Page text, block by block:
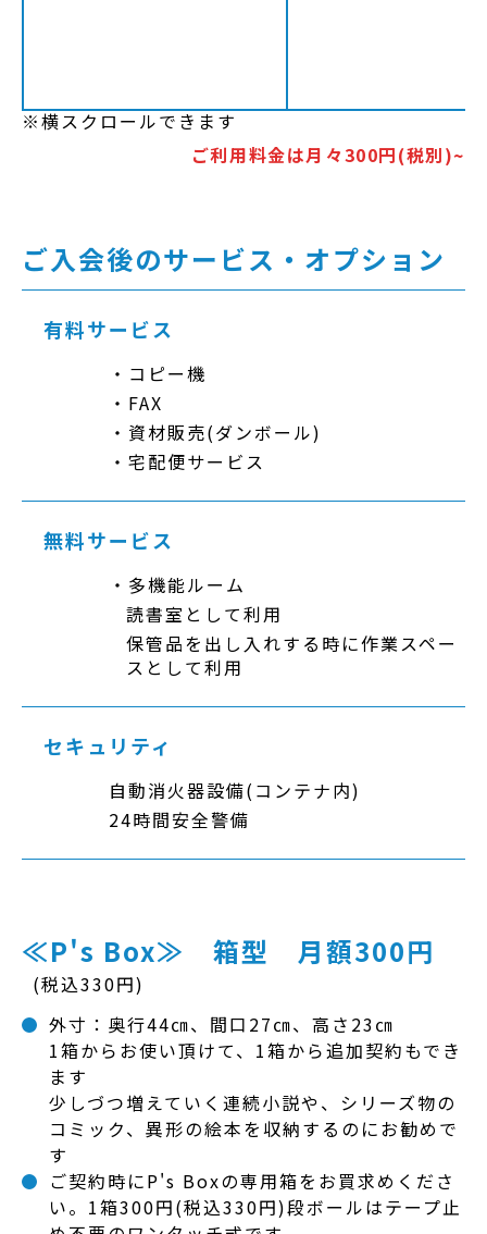
※横スクロールできます
ご利用料金は月々300円(税別)~
ご入会後のサービス・オプション
有料サービス
コピー機
FAX
資材販売(ダンボール)
宅配便サービス
無料サービス
多機能ルーム
読書室として利用
保管品を出し入れする時に作業スペー
スとして利用
セキュリティ
自動消火器設備(コンテナ内)
24時間安全警備
≪P's Box≫ 箱型 月額300円
(税込330円)
外寸：奥行44㎝、間口27㎝、高さ23㎝
1箱からお使い頂けて、1箱から追加契約もでき
ます
少しづつ増えていく連続小説や、シリーズ物の
コミック、異形の絵本を収納するのにお勧めで
す
ご契約時にP's Boxの専用箱をお買求めくださ
い。1箱300円(税込330円)段ボールはテープ止